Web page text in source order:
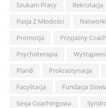
Szukam Pracy
Rekrutacja
Pasja Z Młodości
Promocja
Przyjazny Coach
Psychoterapia
PlanB
Prokrastynacja
Facylitacja
Fundacja
Sesja Coachingowa